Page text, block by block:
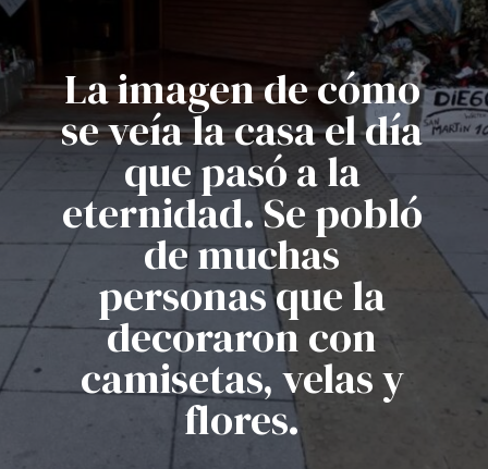
La imagen de cómo
se veía la casa el día
que pasó a la
eternidad. Se pobló
de muchas
personas que la
decoraron con
camisetas, velas y
flores.